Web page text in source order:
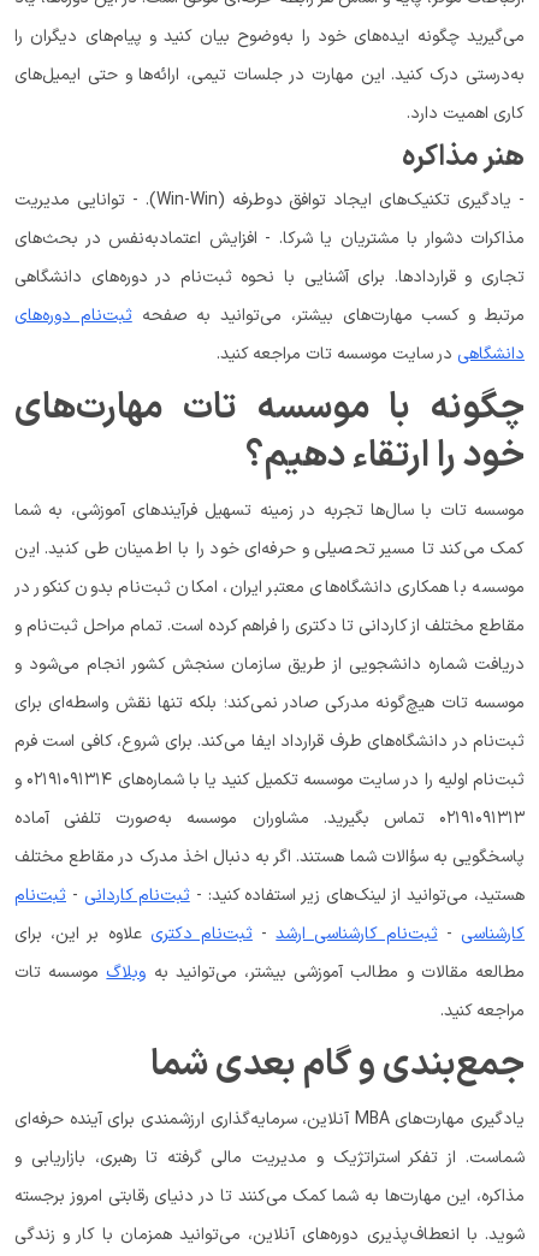
می‌گیرید چگونه ایده‌های خود را به‌وضوح بیان کنید و پیام‌های دیگران را
به‌درستی درک کنید. این مهارت در جلسات تیمی، ارائه‌ها و حتی ایمیل‌های
کاری اهمیت دارد.
هنر مذاکره
- یادگیری تکنیک‌های ایجاد توافق دوطرفه (Win-Win). - توانایی مدیریت
مذاکرات دشوار با مشتریان یا شرکا. - افزایش اعتمادبه‌نفس در بحث‌های
تجاری و قراردادها. برای آشنایی با نحوه ثبت‌نام در دوره‌های دانشگاهی
مرتبط و کسب مهارت‌های بیشتر، می‌توانید به صفحهثبت‌نام دوره‌های
دانشگاهی در سایت موسسه تات مراجعه کنید.
چگونه با موسسه تات مهارت‌های
خود را ارتقاء دهیم؟
موسسه تات با سال‌ها تجربه در زمینه تسهیل فرآیندهای آموزشی، به شما
کمک می‌کند تا مسیر تحصیلی و حرفه‌ای خود را با اطمینان طی کنید. این
موسسه با همکاری دانشگاه‌های معتبر ایران، امکان ثبت‌نام بدون کنکور در
مقاطع مختلف از کاردانی تا دکتری را فراهم کرده است. تمام مراحل ثبت‌نام و
دریافت شماره دانشجویی از طریق سازمان سنجش کشور انجام می‌شود و
موسسه تات هیچ‌گونه مدرکی صادر نمی‌کند؛ بلکه تنها نقش واسطه‌ای برای
ثبت‌نام در دانشگاه‌های طرف قرارداد ایفا می‌کند. برای شروع، کافی است فرم
ثبت‌نام اولیه را در سایت موسسه تکمیل کنید یا با شماره‌های ۰۲۱۹۱۰۹۱۳۱۴ و
۰۲۱۹۱۰۹۱۳۱۳ تماس بگیرید. مشاوران موسسه به‌صورت تلفنی آماده
پاسخگویی به سؤالات شما هستند. اگر به دنبال اخذ مدرک در مقاطع مختلف
هستید، می‌توانید از لینک‌های زیر استفاده کنید: -ثبت‌نام کاردانی - ثبت‌نام
کارشناسی -ثبت‌نام کارشناسی ارشد-ثبت‌نام دکتری علاوه بر این، برای
مطالعه مقالات و مطالب آموزشی بیشتر، می‌توانید به وبلاگموسسه تات
مراجعه کنید.
جمع‌بندی و گام بعدی شما
یادگیری مهارت‌های MBA آنلاین، سرمایه‌گذاری ارزشمندی برای آینده حرفه‌ای
شماست. از تفکر استراتژیک و مدیریت مالی گرفته تا رهبری، بازاریابی و
مذاکره، این مهارت‌ها به شما کمک می‌کنند تا در دنیای رقابتی امروز برجسته
شوید. با انعطاف‌پذیری دوره‌های آنلاین، می‌توانید همزمان با کار و زندگی